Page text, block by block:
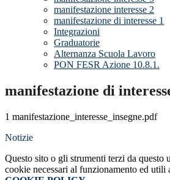
manifestazione interesse 2
manifestazione di interesse 1
Integrazioni
Graduatorie
Alternanza Scuola Lavoro
PON FESR Azione 10.8.1.
manifestazione di
1 manifestazione_interesse_insegne.pdf
Notizie
Questo sito o gli strumenti terzi da questo
cookie necessari al funzionamento ed